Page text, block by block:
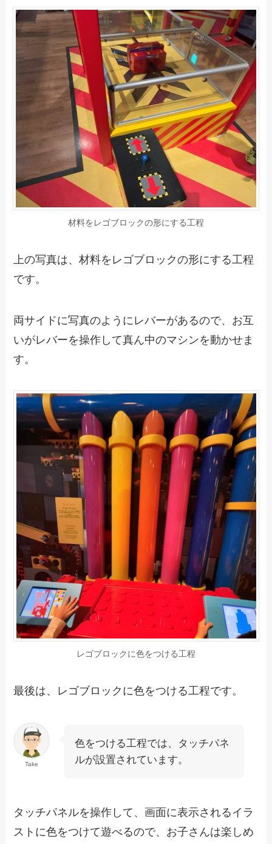
材料をレゴブロックの形にする工程
上の写真は、材料をレゴブロックの形にする工程
です。
両サイドに写真のようにレバーがあるので、お互
いがレバーを操作して真ん中のマシンを動かせま
す。
レゴブロックに色をつける工程
最後は、レゴブロックに色をつける工程です。
Take
色をつける工程では、タッチパネ
ルが設置されています。
タッチパネルを操作して、画面に表示されるイラ
ストに色をつけて遊べるので、お子さんは楽しめ